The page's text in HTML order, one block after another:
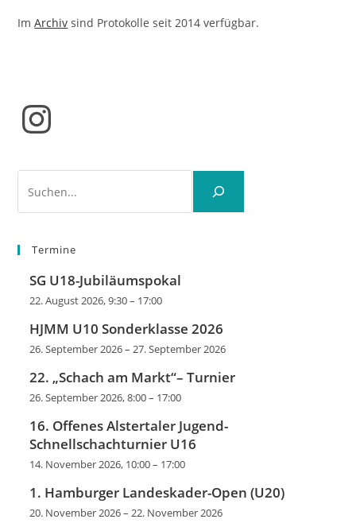
ImArchiv sind Protokolle seit 2014 verfügbar.
Instagram
Termine
SG U18-Jubiläumspokal
22. August 2026, 9:30– 17:00
HJMM U10 Sonderklasse 2026
26. September 2026–27. September 2026
22. „Schach am Markt“– Turnier
26. September 2026, 8:00– 17:00
16. Offenes Alstertaler Jugend-
Schnellschachturnier U16
14. November 2026, 10:00– 17:00
1. Hamburger Landeskader-Open (U20)
20. November 2026–22. November 2026